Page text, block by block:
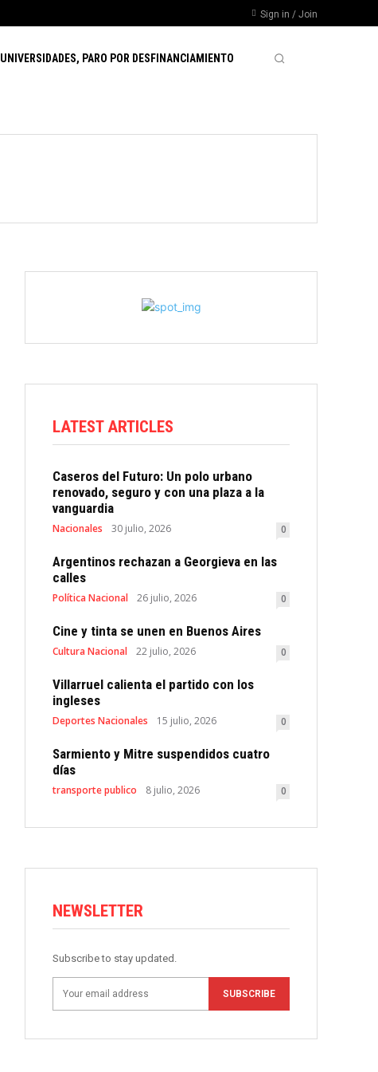
Sign in / Join
UNIVERSIDADES, PARO POR DESFINANCIAMIENTO
LATEST ARTICLES
Caseros del Futuro: Un polo urbano
renovado, seguro y con una plaza a la
vanguardia
Nacionales 30 julio, 2026 0
Argentinos rechazan a Georgieva en las
calles
Política Nacional 26 julio, 2026 0
Cine y tinta se unen en Buenos Aires
Cultura Nacional 22 julio, 2026 0
Villarruel calienta el partido con los
ingleses
Deportes Nacionales 15 julio, 2026 0
Sarmiento y Mitre suspendidos cuatro
días
transporte publico 8 julio, 2026 0
NEWSLETTER
Subscribe to stay updated.
SUBSCRIBE